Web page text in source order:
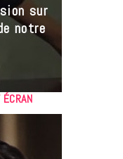
sur
notre